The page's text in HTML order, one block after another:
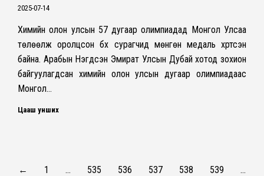
2025-07-14
Химийн олон улсын 57 дугаар олимпиадад Монгол Улсаа
төлөөлж оролцсон бүх сурагчид мөнгөн медаль хүртсэн
байна. Арабын Нэгдсэн Эмират Улсын Дубай хотод зохион
байгуулагдсан химийн олон улсын дугаар олимпиадаас
Монгол…
Цааш унших
← 1 … 535 536 537 538 539
…